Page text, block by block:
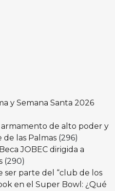
y Semana Santa 2026
de alto poder y
las Palmas (296)
JOBEC dirigida a
(290)
ser parte del “club de los
en el Super Bowl: ¿Qué